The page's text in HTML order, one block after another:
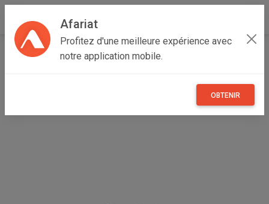
Afariat
Profitez d'une meilleure expérience avec
notre application mobile.
OBTENIR
Accueil Loisirs Grand Tunis Manouba